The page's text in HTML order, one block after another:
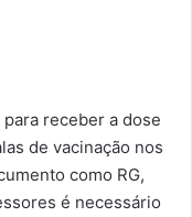
receber a dose
de vacinação nos
como RG,
é necessário